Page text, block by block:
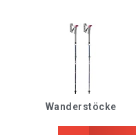
Wanderstöcke